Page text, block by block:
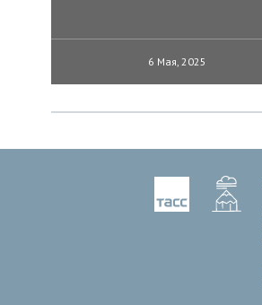
6 Мая, 2025